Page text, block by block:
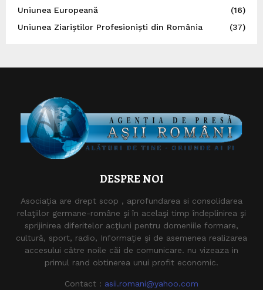
Uniunea Europeană
(16)
Uniunea Ziariștilor Profesioniști din România
(37)
DESPRE NOI
Asociaţia are drept scop , aprofundarea si consolidarea
relaţiilor germane-române şi în acelaşi timp îndeplinirea şi
sprijinirea diferitelor acţiuni pentru domeniile formare,
cultură, sport, radio, Informaţie şi de asemenea realizarea
accesului către noile căi de comunicare. nu vizeaza in
primul rand obtinerea unui profit economic.
Contact : asii.romani@yahoo.com